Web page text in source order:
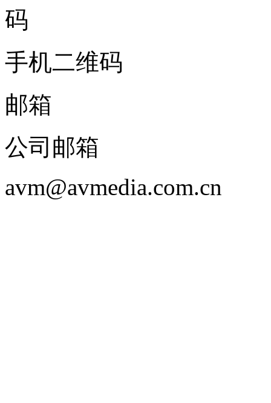
手机二维码
邮箱
公司邮箱
avm@avmedia.com.cn